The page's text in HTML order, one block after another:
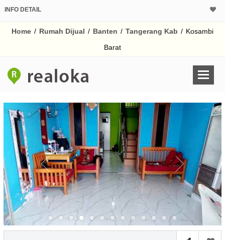
INFO DETAIL
Home / Rumah Dijual / Banten / Tangerang Kab / Kosambi
Barat
Harga Rp
% /th
Untuk hasil simulasi
pada kotak-
Simpan